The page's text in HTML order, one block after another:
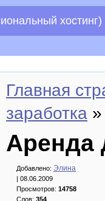
хостинг)
Главная
заработка
Аренда
Добавлено: Элина
| 08.06.2009
Просмотров: 14758
Слов: 354